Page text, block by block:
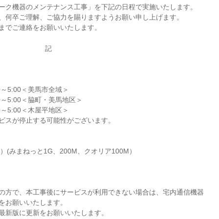
機器のメンテナンス工事」を下記の日程で実施いたします。
卒ご理解、ご協力を賜りますようお願い申し上げます。
ご連絡をお願いいたします。
記
5:00＜美馬市全域＞
5:00＜脇町・美馬地区＞
5:00＜木屋平地区＞
が停止する可能性がございます。
(みまねっと1G、200M、クオリア100M）
方で、本工事後にサービスが利用できない場合は、宅内通信機器
お願いいたします。
版に更新をお願いいたします。